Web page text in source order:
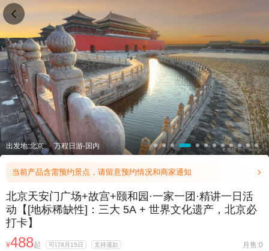
出发地:北京 万程日游-国内
当前产品含需预约景点，请留意预约情况和商家通知 
北京天安门广场+故宫+颐和园·一家一团·精讲一日活
动【[地标稀缺性]：三大 5A + 世界文化遗产，北京必
打卡】
¥488起 可订8月15日 支持退款 月售:0
